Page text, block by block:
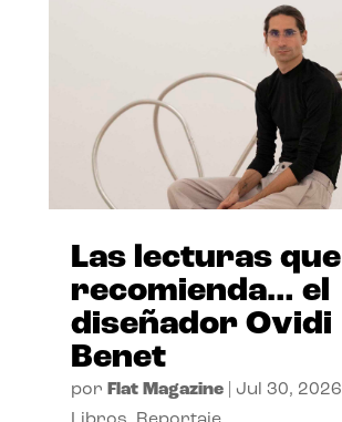
Las lecturas que
recomienda… el
diseñador Ovidi
Benet
por Flat Magazine| Jul 30, 2026